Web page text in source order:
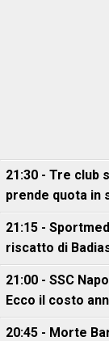
21:30 - Tre club
prende quota in
21:15 -
riscatto di
21:00 - SSC
Ecco il costo
20:45 - Morte